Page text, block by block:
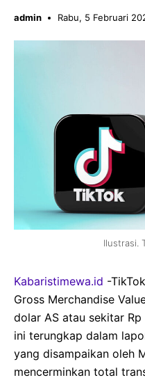
admin Rabu, 5 Februari
Ilustrasi.
Kabaristimewa.id -
Gross Merchandise
dolar AS atau sekitar
ini terungkap dalam
yang disampaikan oleh
mencerminkan total